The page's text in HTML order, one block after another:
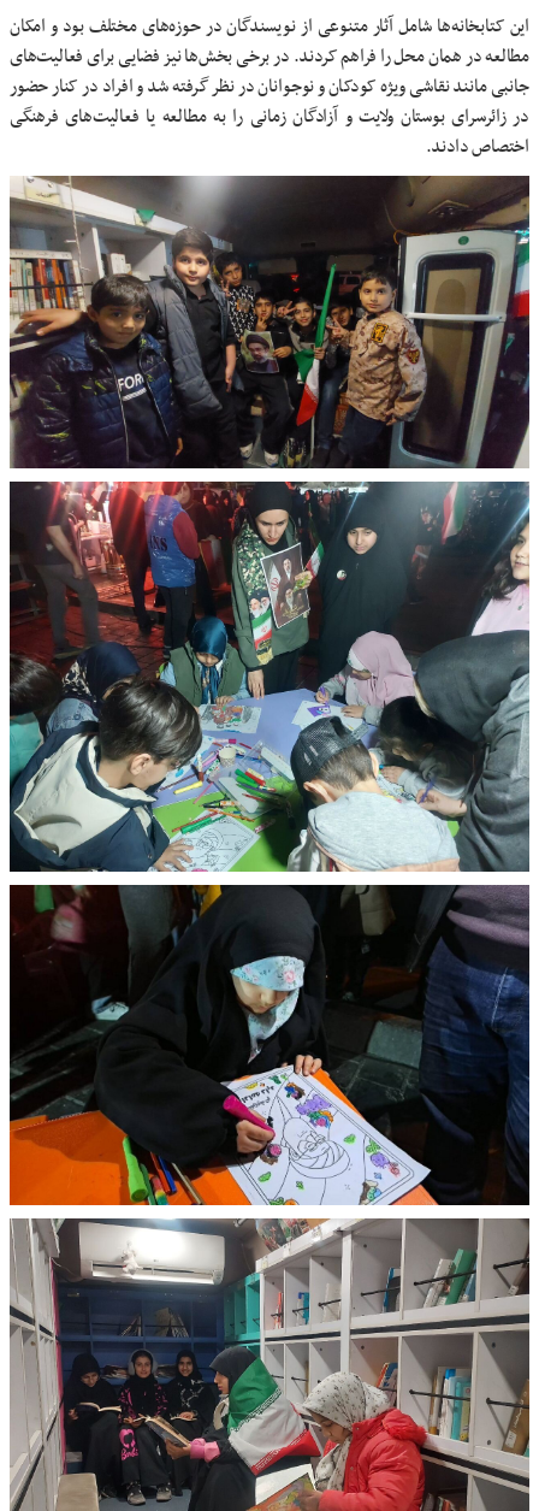
این کتابخانه‌ها شامل آثار متنوعی از نویسندگان در حوزه‌های مختلف بود و امکان
مطالعه در همان محل را فراهم کردند. در برخی بخش‌ها نیز فضایی برای فعالیت‌های
جانبی مانند نقاشی ویژه کودکان و نوجوانان در نظر گرفته شد و افراد در کنار حضور
در زائرسرای بوستان ولایت و آزادگان زمانی را به مطالعه یا فعالیت‌های فرهنگی
اختصاص دادند.